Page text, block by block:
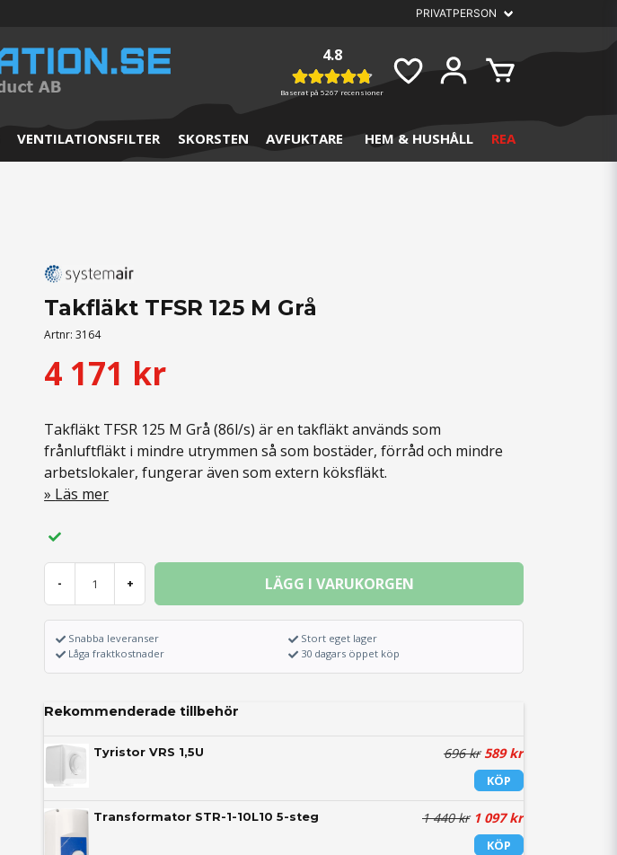
4.8
Baserat på 5267 recensioner
VENTILATIONSFILTER SKORSTEN AVFUKTARE HEM & HUSHÅLL REA
Takfläkt TFSR 125 M Grå
Artnr:3164
4 171 kr
Takfläkt TFSR 125 M Grå (86l/s) är en takfläkt används som
frånluftfläkt i mindre utrymmen så som bostäder, förråd och mindre
arbetslokaler, fungerar även som extern köksfläkt.
Läs mer
- + LÄGG I VARUKORGEN
Snabba leveranser
Låga fraktkostnader
Stort eget lager
30 dagars öppet köp
Rekommenderade tillbehör
Tyristor VRS 1,5U 696 kr589 kr
KÖP
Transformator STR-1-10L10 5-steg 1 440 kr1 097 kr
KÖP